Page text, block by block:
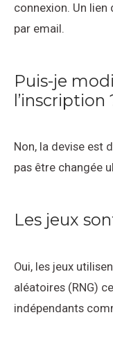
connexion. Un
par email.
Puis-je
l’inscription
Non, la devise est
pas être changée
Les jeux
Oui, les jeux
aléatoires (RNG)
indépendants